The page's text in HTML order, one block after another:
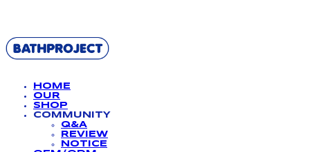
HOME
OUR
SHOP
COMMUNITY
Q&A
REVIEW
NOTICE